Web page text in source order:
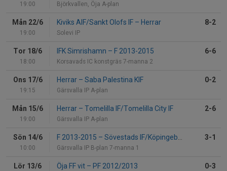
19:00 Björkvallen, Öja A-plan
Mån 22/6
19:00
Kiviks AIF/Sankt Olofs IF – Herrar
Solevi IP
8-2
Tor 18/6
18:00
IFK Simrishamn – F 2013-2015
Korsavads IC konstgräs 7-manna 2
6-6
Ons 17/6
19:15
Herrar – Saba Palestina KIF
Gärsvalla IP A-plan
0-2
Mån 15/6
19:00
Herrar – Tomelilla IF/Tomelilla City IF
Gärsvalla IP A-plan
2-6
Sön 14/6
10:00
F 2013-2015 – Sövestads IF/Köpingebro IF
Gärsvalla IP B-plan 7-manna 1
3-1
Lör 13/6 Öja FF vit – PF 2012/2013 0-3